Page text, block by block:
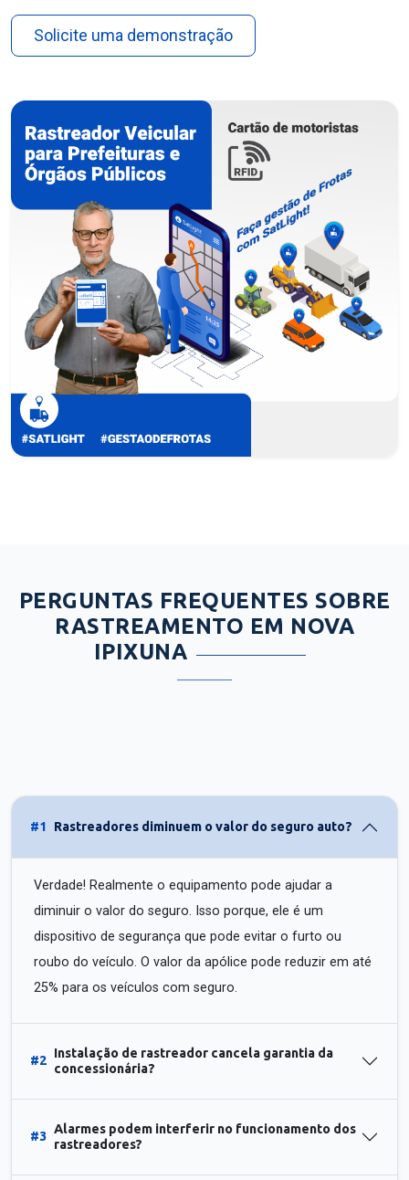
Solicite uma demonstração
PERGUNTAS FREQUENTES SOBRE
RASTREAMENTO EM NOVA
IPIXUNA
#1 Rastreadores diminuem o valor do seguro auto?
Verdade! Realmente o equipamento pode ajudar a
diminuir o valor do seguro. Isso porque, ele é um
dispositivo de segurança que pode evitar o furto ou
roubo do veículo. O valor da apólice pode reduzir em até
25% para os veículos com seguro.
#2
Instalação de rastreador cancela garantia da
concessionária?
#3
Alarmes podem interferir no funcionamento dos
rastreadores?